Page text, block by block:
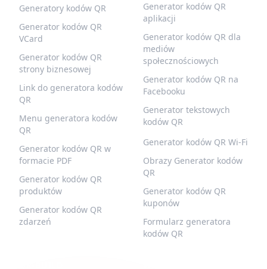
Generatory kodów QR
Generator kodów QR
VCard
Generator kodów QR
strony biznesowej
Link do generatora kodów
QR
Menu generatora kodów
QR
Generator kodów QR w
formacie PDF
Generator kodów QR
produktów
Generator kodów QR
zdarzeń
Generator kodów QR
aplikacji
Generator kodów QR dla
mediów
społecznościowych
Generator kodów QR na
Facebooku
Generator tekstowych
kodów QR
Generator kodów QR Wi-Fi
Obrazy Generator kodów
QR
Generator kodów QR
kuponów
Formularz generatora
kodów QR